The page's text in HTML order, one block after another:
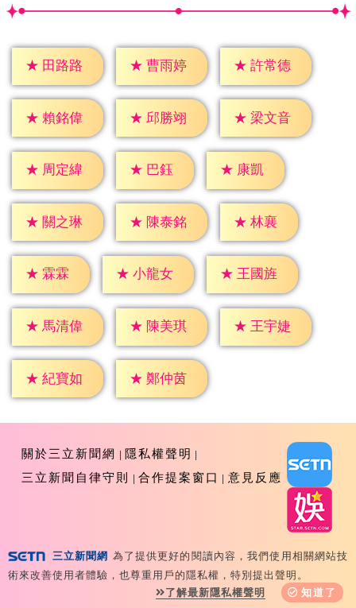
★ 田路路 ★ 曹雨婷 ★ 許常德
★ 賴銘偉 ★ 邱勝翊 ★ 梁文音
★ 周定緯 ★ 巴鈺 ★ 康凱
★ 關之琳 ★ 陳泰銘 ★ 林襄
★ 霖霖 ★ 小龍女 ★ 王國旌
★ 馬清偉 ★ 陳美琪 ★ 王宇婕
★ 紀寶如 ★ 鄭仲茵
關於三立新聞網
隱私權聲明
三立新聞自律守則
合作提案窗口 意見反應
Copyright ©2026 Sanlih E-Television All Rights
Reserved 版權所有 盜用必究 台北市內湖區舊宗路一段159
號 02-8792-8888
三立新聞網 為了提供更好的閱讀內容，我們使用相關網站技
術來改善使用者體驗，也尊重用戶的隱私權，特別提出聲明。
了解最新隱私權聲明
知道了